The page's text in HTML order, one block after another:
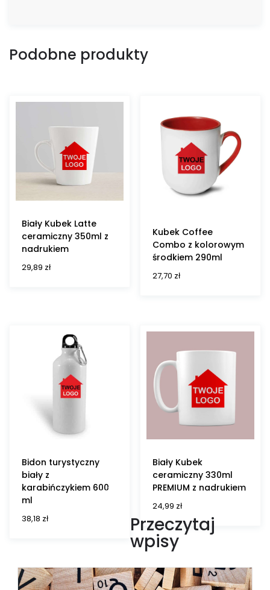
Podobne produkty
Biały Kubek Latte
ceramiczny 350ml z
nadrukiem
29,89 zł
Kubek Coffee
Combo z kolorowym
środkiem 290ml
27,70 zł
Bidon turystyczny
biały z
karabińczykiem 600
ml
38,18 zł
Biały Kubek
ceramiczny 330ml
PREMIUM z nadrukiem
24,99 zł
Przeczytaj
wpisy